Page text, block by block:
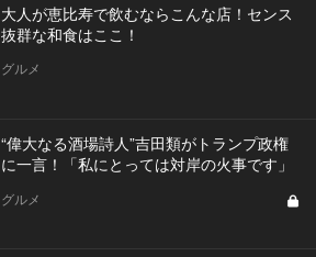
大人が恵比寿で飲むならこんな店！センス
抜群な和食はここ！
グルメ
“偉大なる酒場詩人”吉田類がトランプ政権
に一言！「私にとっては対岸の火事です」
グルメ